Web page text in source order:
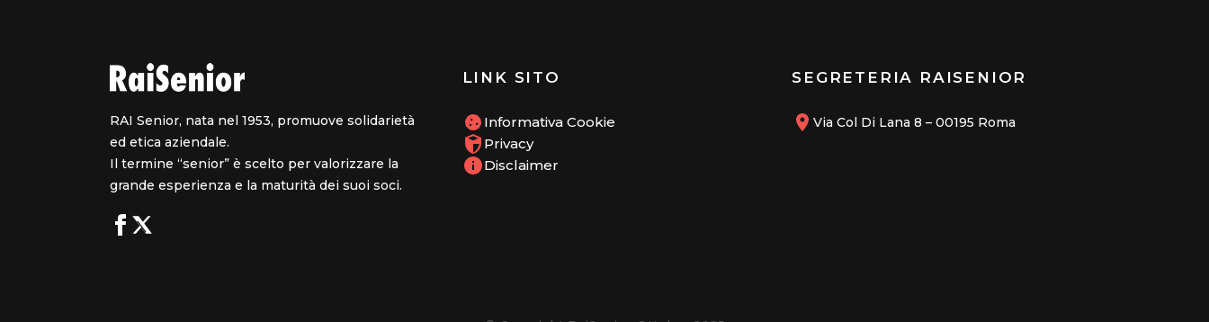
RAI Senior, nata nel 1953, promuove solidarietà
ed etica aziendale.
Il termine “senior” è scelto per valorizzare la
grande esperienza e la maturità dei suoi soci.
LINK SITO
Informativa Cookie
Privacy
Disclaimer
SEGRETERIA RAISENIOR
Via Col Di Lana 8 – 00195 Roma